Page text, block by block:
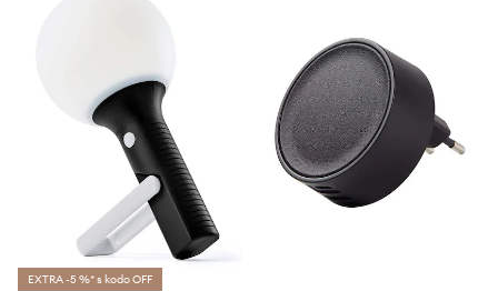
EXTRA -5 %* s kodo OFF